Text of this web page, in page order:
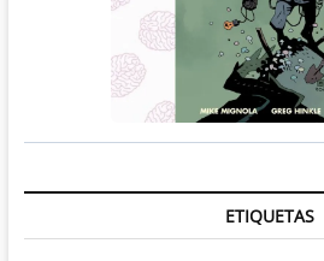
ETIQUETAS